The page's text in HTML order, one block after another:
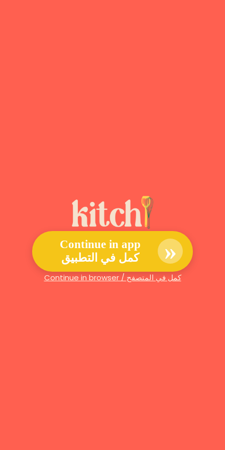
Continue in app
كمل في التطبيق
»
Continue in browser / كمل في المتصفح